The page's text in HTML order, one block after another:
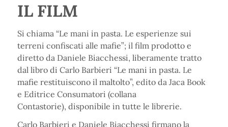
IL FILM
Si chiama “Le mani in pasta. Le esperienze sui
terreni confiscati alle mafie”; il film prodotto e
diretto da Daniele Biacchessi, liberamente tratto
dal libro di Carlo Barbieri “Le mani in pasta. Le
mafie restituiscono il maltolto”, edito da Jaca Book
e Editrice Consumatori (collana
Contastorie), disponibile in tutte le librerie.
Carlo Barbieri e Daniele Biacchessi firmano la